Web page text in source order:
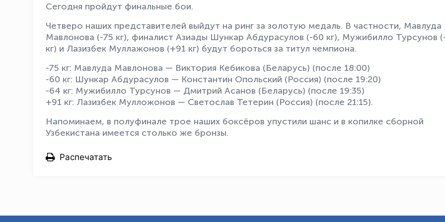
Сегодня пройдут финальные бои.
Четверо наших представителей выйдут на ринг за золотую медаль. В частности, Мавлуда
Мавлонова (-75 кг), финалист Азиады Шункар Абдурасулов (-60 кг), Мужибилло Турсунов
кг) и Лазизбек Муллажонов (+91 кг) будут бороться за титул чемпиона.
-75 кг: Мавлуда Мавлонова — Виктория Кебикова (Беларусь) (после 18:00)
-60 кг: Шункар Абдурасулов — Константин Опольский (Россия) (после 19:20)
-64 кг: Мужибилло Турсунов — Дмитрий Асанов (Беларусь) (после 19:35)
+91 кг: Лазизбек Мулложонов — Светослав Тетерин (Россия) (после 21:15).
Напоминаем, в полуфинале трое наших боксёров упустили шанс и в копилке сборной
Узбекистана имеется столько же бронзы.
Распечатать